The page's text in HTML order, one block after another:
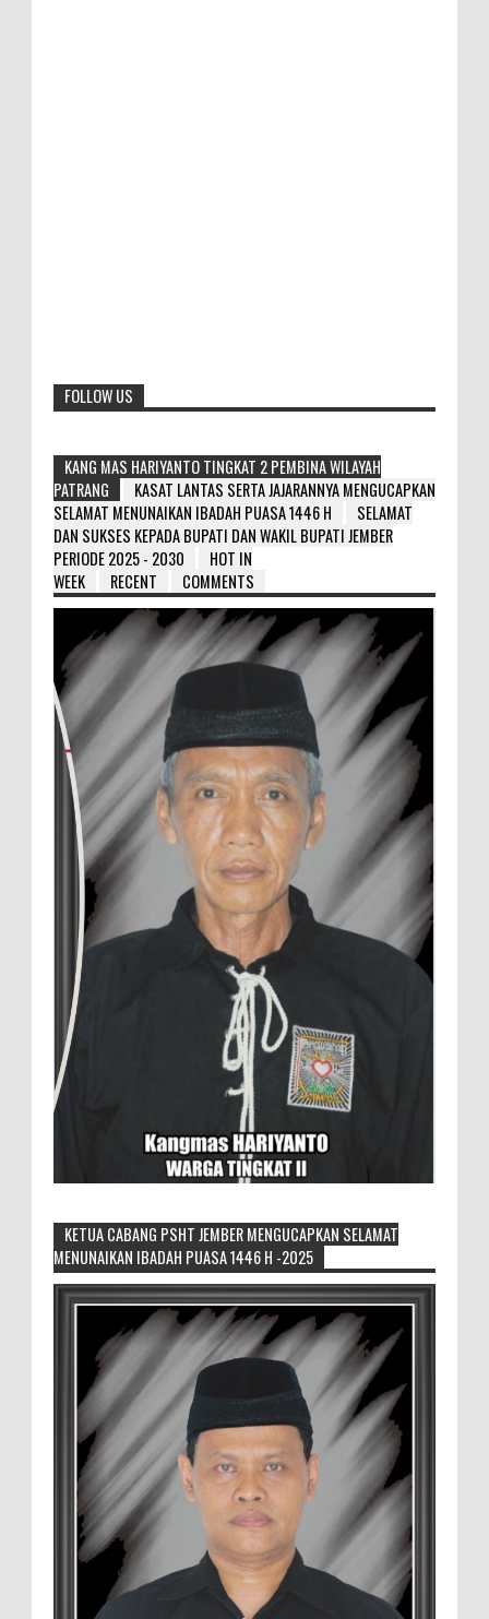
FOLLOW US
KANG MAS HARIYANTO TINGKAT 2 PEMBINA WILAYAH
PATRANG
KASAT LANTAS SERTA JAJARANNYA MENGUCAPKAN
SELAMAT MENUNAIKAN IBADAH PUASA 1446 H
SELAMAT
DAN SUKSES KEPADA BUPATI DAN WAKIL BUPATI JEMBER
PERIODE 2025 - 2030
HOT IN
WEEK
RECENT COMMENTS
David Iswanto Jabat Ketua Gradasi
Kabupaten Jember 2026-2031
Jajaran Dewan Pengurus DPC Kabupaten
Jember 2025-2031, saat foto bersama
usai acara pelantikan di Gedung Jember Nusantara,
Selasa 28 Juli 2...
4.000 Petani Hutan Blora Bakal
Digelontor Bantuan CSR Jumbo dan Bibit
Ternak Gratis ‎
‎BLORA – Wakil Bupati Blora Hj. Sri
Setyorini menghadiri Rapat Anggota Tahunan (RAT)
Kelompok Tani Hutan (KTH) Masjid Baitur Mulyo yang
KETUA CABANG PSHT JEMBER MENGUCAPKAN SELAMAT
MENUNAIKAN IBADAH PUASA 1446 H -2025